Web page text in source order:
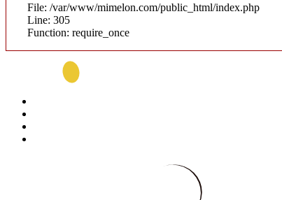
File: /var/www/mimelon.com/public_html/index.php
Line: 305
Function: require_once